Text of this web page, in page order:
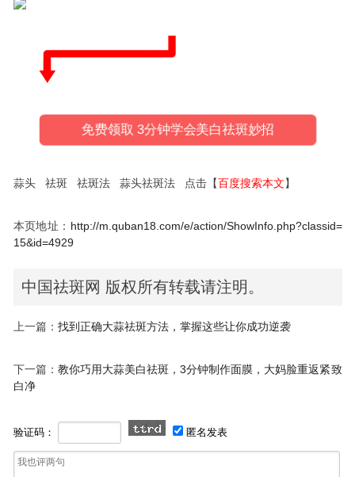
免费领取 3分钟学会美白祛斑妙招
蒜头 祛斑 祛斑法 蒜头祛斑法 点击【百度搜索本文】
本页地址： http://m.quban18.com/e/action/ShowInfo.php?classid=
15&id=4929
中国祛斑网 版权所有转载请注明。
上一篇： 找到正确大蒜祛斑方法，掌握这些让你成功逆袭
下一篇： 教你巧用大蒜美白祛斑，3分钟制作面膜，大妈脸重返紧致
白净
验证码： 匿名发表